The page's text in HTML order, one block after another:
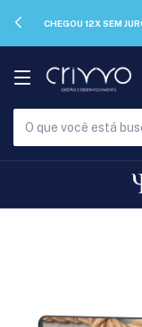
CHEGOU 12X SEM